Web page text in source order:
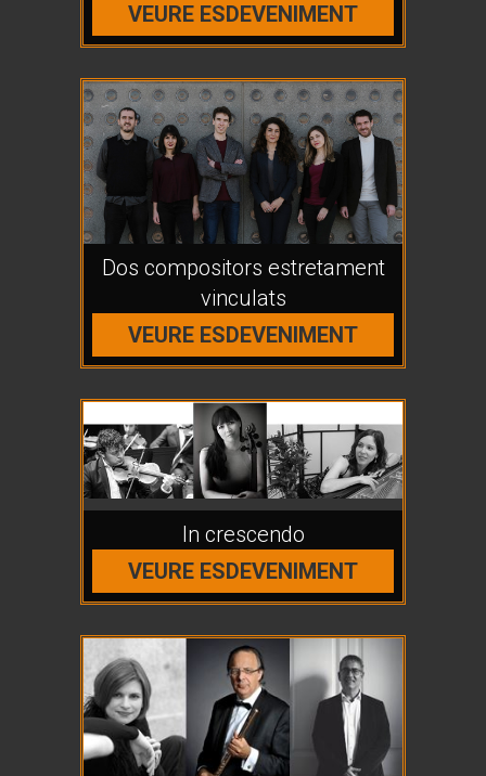
VEURE ESDEVENIMENT
Dos compositors estretament
vinculats
VEURE ESDEVENIMENT
In crescendo
VEURE ESDEVENIMENT